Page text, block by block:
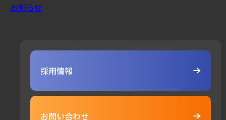
お知らせ
採用情報
お問い合わせ